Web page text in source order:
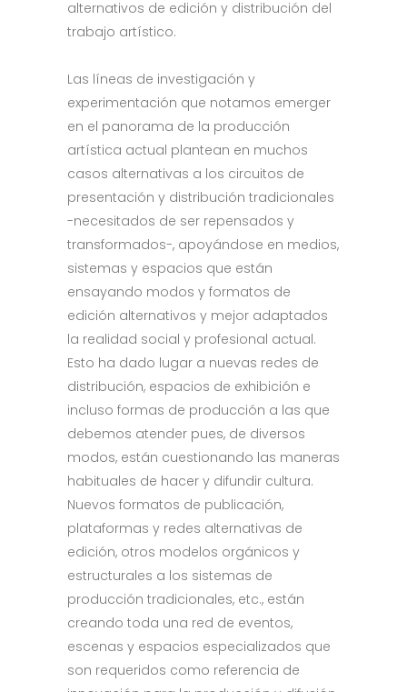
alternativos de edición y distribución del
trabajo artístico.
Las líneas de investigación y
experimentación que notamos emerger
en el panorama de la producción
artística actual plantean en muchos
casos alternativas a los circuitos de
presentación y distribución tradicionales
-necesitados de ser repensados y
transformados-, apoyándose en medios,
sistemas y espacios que están
ensayando modos y formatos de
edición alternativos y mejor adaptados
la realidad social y profesional actual.
Esto ha dado lugar a nuevas redes de
distribución, espacios de exhibición e
incluso formas de producción a las que
debemos atender pues, de diversos
modos, están cuestionando las maneras
habituales de hacer y difundir cultura.
Nuevos formatos de publicación,
plataformas y redes alternativas de
edición, otros modelos orgánicos y
estructurales a los sistemas de
producción tradicionales, etc., están
creando toda una red de eventos,
escenas y espacios especializados que
son requeridos como referencia de